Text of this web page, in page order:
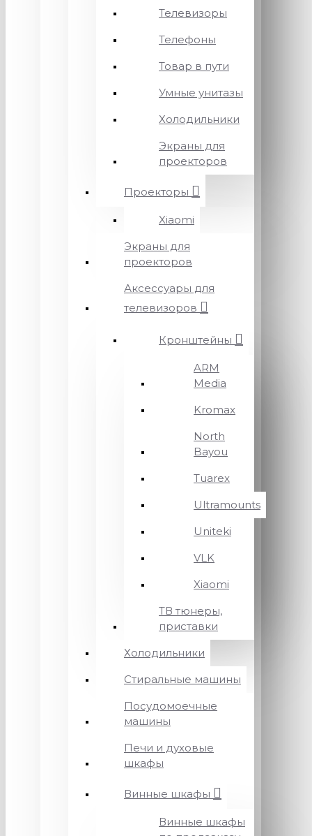
Телевизоры
Телефоны
Товар в пути
Умные унитазы
Холодильники
Экраны для
проекторов
Проекторы
Xiaomi
Экраны для
проекторов
Аксессуары для
телевизоров
Кронштейны
ARM
Media
Kromax
North
Bayou
Tuarex
Ultramounts
Uniteki
VLK
Xiaomi
ТВ тюнеры,
приставки
Холодильники
Стиральные машины
Посудомоечные
машины
Печи и духовые
шкафы
Винные шкафы
Винные шкафы